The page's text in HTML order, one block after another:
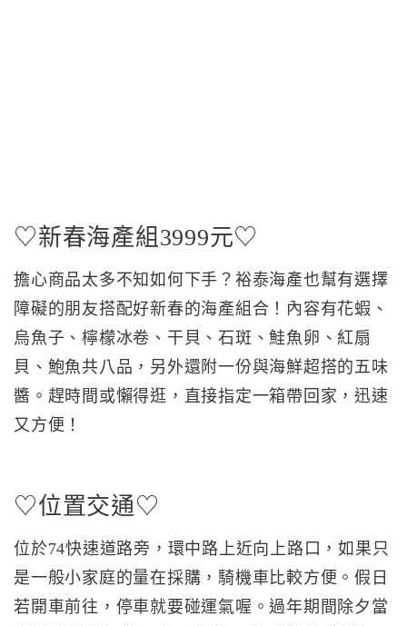
♡新春海產組3999元♡
擔心商品太多不知如何下手？裕泰海產也幫有選擇
障礙的朋友搭配好新春的海產組合！內容有花蝦、
烏魚子、檸檬冰卷、干貝、石斑、鮭魚卵、紅扇
貝、鮑魚共八品，另外還附一份與海鮮超搭的五味
醬。趕時間或懶得逛，直接指定一箱帶回家，迅速
又方便！
♡位置交通♡
位於74快速道路旁，環中路上近向上路口，如果只
是一般小家庭的量在採購，騎機車比較方便。假日
若開車前往，停車就要碰運氣喔。過年期間除夕當